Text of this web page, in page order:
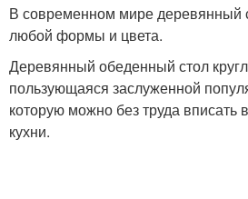
В современном мире деревянный
любой формы и цвета.
Деревянный обеденный стол
пользующаяся заслуженной
которую можно без труда вписать
кухни.